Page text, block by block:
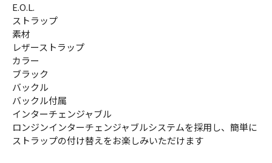
E.O.L.
ストラップ
素材
レザーストラップ
カラー
ブラック
バックル
バックル付属
インターチェンジャブル
ロンジンインターチェンジャブルシステムを採用し、簡単に
ストラップの付け替えをお楽しみいただけます